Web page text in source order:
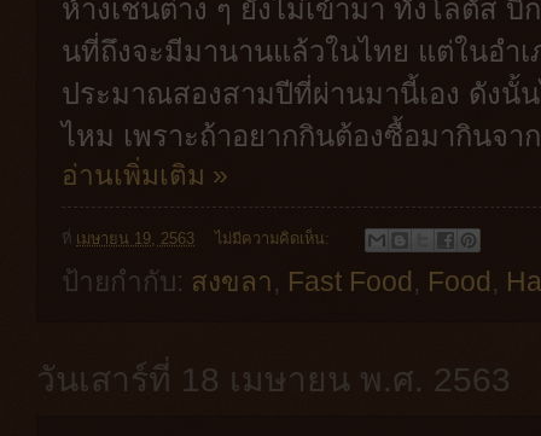
ห้างเชนต่าง ๆ ยังไม่เข้ามา ทั้งโลตัส
นที่ถึงจะมีมานานแล้วในไทย แต่ในอำเ
ประมาณสองสามปีที่ผ่านมานี้เอง ดังนั้
ไหม เพราะถ้าอยากกินต้องซื้อมากินจ
อ่านเพิ่มเติม »
ที่ เมษายน 19, 2563 ไม่มีความคิดเห็น:
ป้ายกำกับ: สงขลา, Fast Food, Food,
วันเสาร์ที่ 18 เมษายน พ.ศ. 2563